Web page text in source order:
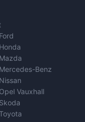
Benz
Vauxhall